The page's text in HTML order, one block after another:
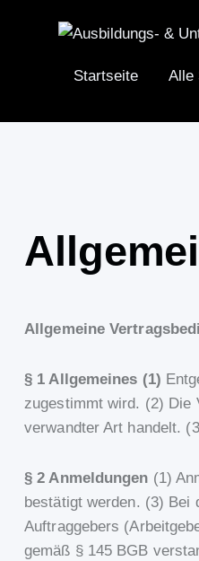
Startseite Alle
Allgemeine
§ 1 Allgemeines (1)
zugestimmt wird. (2) Die
verwandter Art handelt.
§ 2 Anmeldungen (1)
bestätigt werden. (3) Bei
Auftraggebers
gemäß § 145 BGB